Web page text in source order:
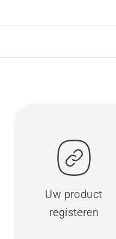
Uw product
registeren